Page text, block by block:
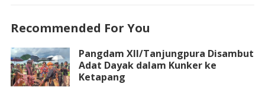
Recommended For You
Pangdam XII/Tanjungpura Disambut
Adat Dayak dalam Kunker ke
Ketapang